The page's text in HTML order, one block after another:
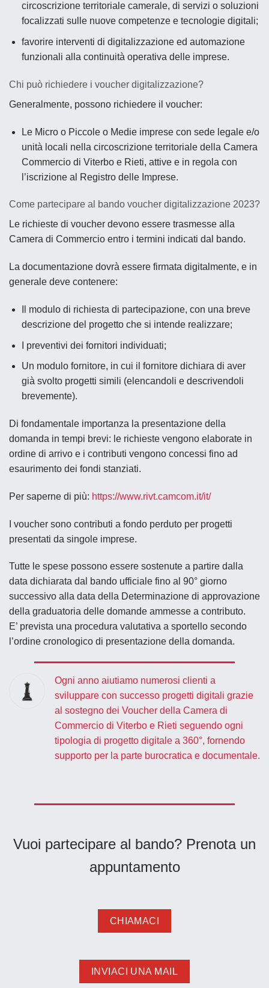
circoscrizione territoriale camerale, di servizi o soluzioni
focalizzati sulle nuove competenze e tecnologie digitali;
favorire interventi di digitalizzazione ed automazione
funzionali alla continuità operativa delle imprese.
Chi può richiedere i voucher digitalizzazione?
Generalmente, possono richiedere il voucher:
Le Micro o Piccole o Medie imprese con sede legale e/o
unità locali nella circoscrizione territoriale della Camera
Commercio di Viterbo e Rieti, attive e in regola con
l’iscrizione al Registro delle Imprese.
Come partecipare al bando voucher digitalizzazione 2023?
Le richieste di voucher devono essere trasmesse alla
Camera di Commercio entro i termini indicati dal bando.
La documentazione dovrà essere firmata digitalmente, e in
generale deve contenere:
Il modulo di richiesta di partecipazione, con una breve
descrizione del progetto che si intende realizzare;
I preventivi dei fornitori individuati;
Un modulo fornitore, in cui il fornitore dichiara di aver
già svolto progetti simili (elencandoli e descrivendoli
brevemente).
Di fondamentale importanza la presentazione della
domanda in tempi brevi: le richieste vengono elaborate in
ordine di arrivo e i contributi vengono concessi fino ad
esaurimento dei fondi stanziati.
Per saperne di più: https://www.rivt.camcom.it/it/
I voucher sono contributi a fondo perduto per progetti
presentati da singole imprese.
Tutte le spese possono essere sostenute a partire dalla
data dichiarata dal bando ufficiale fino al 90° giorno
successivo alla data della Determinazione di approvazione
della graduatoria delle domande ammesse a contributo.
E’ prevista una procedura valutativa a sportello secondo
l’ordine cronologico di presentazione della domanda.
Ogni anno aiutiamo numerosi clienti a
sviluppare con successo progetti digitali grazie
al sostegno dei Voucher della Camera di
Commercio di Viterbo e Rieti seguendo ogni
tipologia di progetto digitale a 360°, fornendo
supporto per la parte burocratica e documentale.
Vuoi partecipare al bando? Prenota un
appuntamento
CHIAMACI
INVIACI UNA MAIL